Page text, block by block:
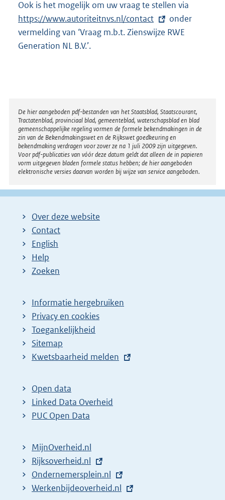
Ook is het mogelijk om uw vraag te stellen via
x
i
n
:
https://www.autoriteitnvs.nl/contact
onder
vermelding van ‘Vraag m.b.t. Zienswijze RWE
Generation NL B.V.’.
Disclaimer
De hier aangeboden pdf-bestanden van het Staatsblad, Staatscourant,
Tractatenblad, provinciaal blad, gemeenteblad, waterschapsblad en blad
gemeenschappelijke regeling vormen de formele bekendmakingen in de
zin van de Bekendmakingswet en de Rijkswet goedkeuring en
bekendmaking verdragen voor zover ze na 1 juli 2009 zijn uitgegeven.
Voor pdf-publicaties van vóór deze datum geldt dat alleen de in papieren
vorm uitgegeven bladen formele status hebben; de hier aangeboden
elektronische versies daarvan worden bij wijze van service aangeboden.
Over deze website
Contact
English
Help
Zoeken
Informatie hergebruiken
Privacy en cookies
Toegankelijkheid
Sitemap
E
t
e
r
l
i
n
k
Kwetsbaarheid melden
Open data
Linked Data Overheid
PUC Open Data
MijnOverheid.nl
E
x
t
Rijksoverheid.nl
E
x
Ondernemersplein.nl
E
Werkenbijdeoverheid.nl